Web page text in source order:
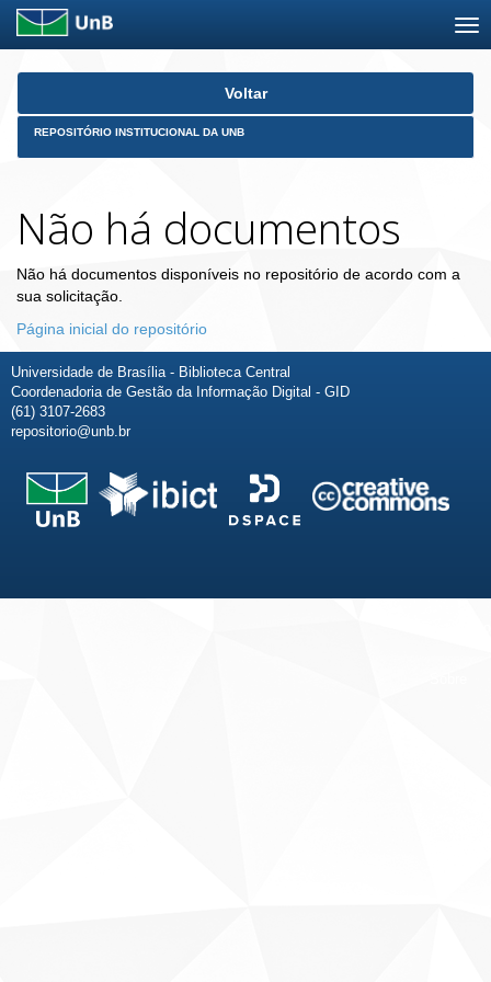
Skip
Voltar
REPOSITÓRIO INSTITUCIONAL DA UNB
Não há documentos
Não há documentos disponíveis no repositório de acordo com a
sua solicitação.
Página inicial do repositório
Universidade de Brasília - Biblioteca Central
Coordenadoria de Gestão da Informação Digital - GID
(61) 3107-2683
repositorio@unb.br